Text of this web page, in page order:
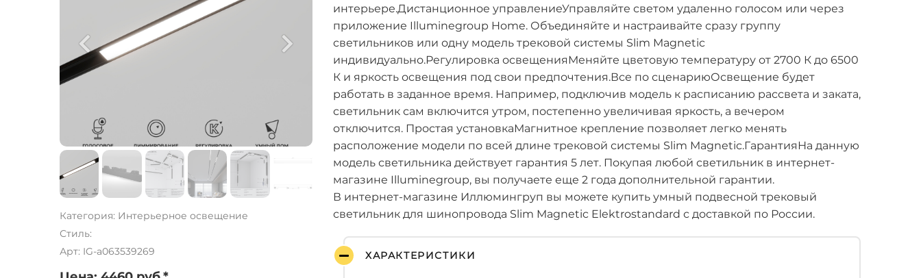
Категория: Интерьерное освещение
Стиль:
Арт: IG-a063539269
интерьере.Дистанционное управлениеУправляйте светом удаленно голосом или через
приложение Illuminegroup Home. Объединяйте и настраивайте сразу группу
светильников или одну модель трековой системы Slim Magnetic
индивидуально.Регулировка освещенияМеняйте цветовую температуру от 2700 К до 6500
К и яркость освещения под свои предпочтения.Все по сценариюОсвещение будет
работать в заданное время. Например, подключив модель к расписанию рассвета и заката,
светильник сам включится утром, постепенно увеличивая яркость, а вечером
отключится. Простая установкаМагнитное крепление позволяет легко менять
расположение модели по всей длине трековой системы Slim Magnetic.ГарантияНа данную
модель светильника действует гарантия 5 лет. Покупая любой светильник в интернет-
магазине Illuminegroup, вы получаете еще 2 года дополнительной гарантии.
В интернет-магазине Иллюмингруп вы можете купить умный подвесной трековый
светильник для шинопровода Slim Magnetic Elektrostandard с доставкой по России.
ХАРАКТЕРИСТИКИ